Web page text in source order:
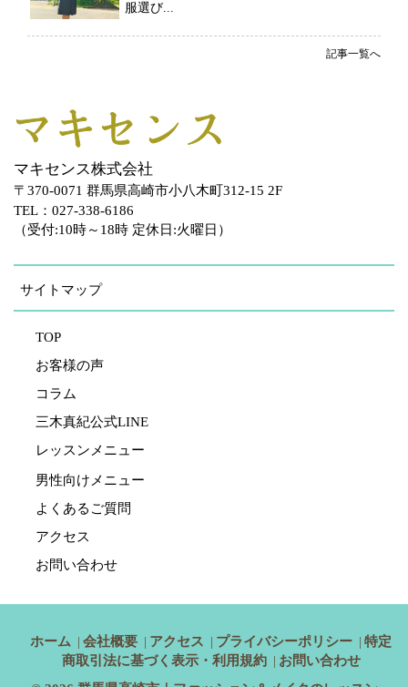
服選び...
記事一覧へ
マキセンス株式会社
〒370-0071 群馬県高崎市小八木町312-15 2F
TEL：027-338-6186
（受付:10時～18時 定休日:火曜日）
サイトマップ
TOP
お客様の声
コラム
三木真紀公式LINE
レッスンメニュー
男性向けメニュー
よくあるご質問
アクセス
お問い合わせ
ホーム 会社概要 アクセス プライバシーポリシー
特定
商取引法に基づく表示・利用規約
お問い合わせ